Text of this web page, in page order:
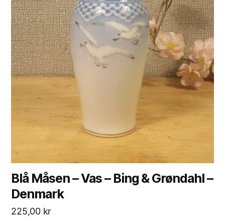
Blå Måsen – Vas – Bing & Grøndahl –
Denmark
225,00 kr